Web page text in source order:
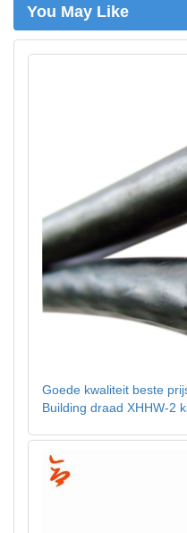
You May Like
Goede kwaliteit beste
Building draad XHHW-2